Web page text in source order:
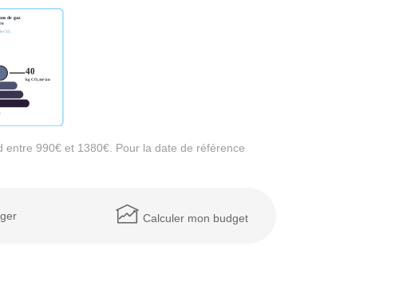
990€ et 1380€. Pour la date de référence
Calculer mon budget